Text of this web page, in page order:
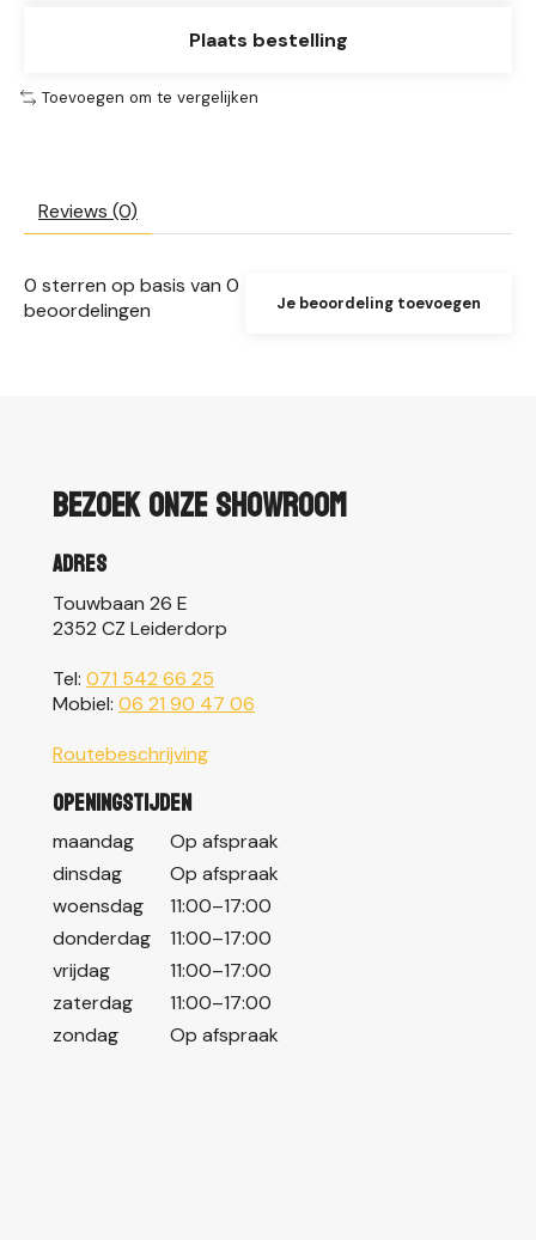
Plaats bestelling
Toevoegen om te vergelijken
Reviews (0)
0 sterren op basis van 0
beoordelingen
Je beoordeling toevoegen
Bezoek onze showroom
Adres
Touwbaan 26 E
2352 CZ Leiderdorp
Tel: 071 542 66 25
Mobiel: 06 21 90 47 06
Routebeschrijving
Openingstijden
maandag
Op afspraak
dinsdag
Op afspraak
woensdag
11:00–17:00
donderdag
11:00–17:00
vrijdag
11:00–17:00
zaterdag
11:00–17:00
zondag
Op afspraak